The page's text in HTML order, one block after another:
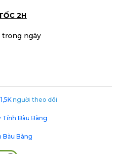
2H
trong ngày
người theo dõi
Tính Bàu Bàng
Bàu Bàng